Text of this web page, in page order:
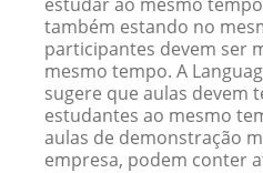
também estando no
participantes devem ser
mesmo tempo. A
sugere que aulas devem
estudantes ao mesmo
aulas de demonstração
empresa, podem conter